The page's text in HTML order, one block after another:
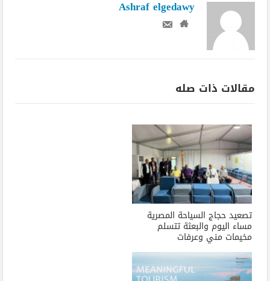
Ashraf elgedawy
مقالات ذات صله
تصعيد حجاج السياحة المصرية
مساء اليوم والبعثة تتسلم
مخيمات مني وعرفات